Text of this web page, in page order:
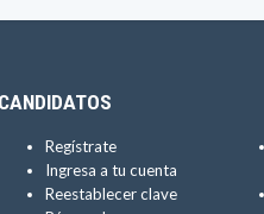
CANDIDATOS
Regístrate
Ingresa a tu cuenta
Reestablecer clave